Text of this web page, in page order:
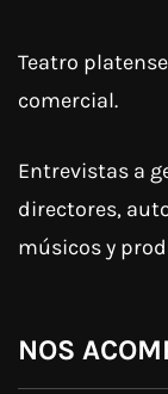
Teatro
comercial.
Entrevistas a
directores,
músicos y
NOS